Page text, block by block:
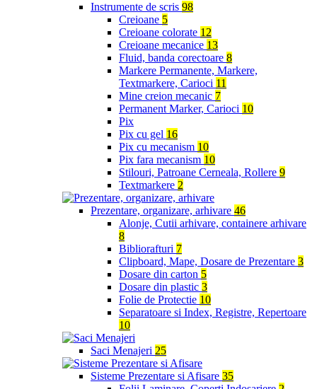
Instrumente de scris 98
Creioane 5
Creioane colorate 12
Creioane mecanice 13
Fluid, banda corectoare 8
Markere Permanente, Markere,
Textmarkere, Carioci 11
Mine creion mecanic 7
Permanent Marker, Carioci 10
Pix
Pix cu gel 16
Pix cu mecanism 10
Pix fara mecanism 10
Stilouri, Patroane Cerneala, Rollere 9
Textmarkere 2
Prezentare, organizare, arhivare 46
Alonje, Cutii arhivare, containere arhivare
8
Bibliorafturi 7
Clipboard, Mape, Dosare de Prezentare 3
Dosare din carton 5
Dosare din plastic 3
Folie de Protectie 10
Separatoare si Index, Registre, Repertoare
10
Saci Menajeri 25
Sisteme Prezentare si Afisare 35